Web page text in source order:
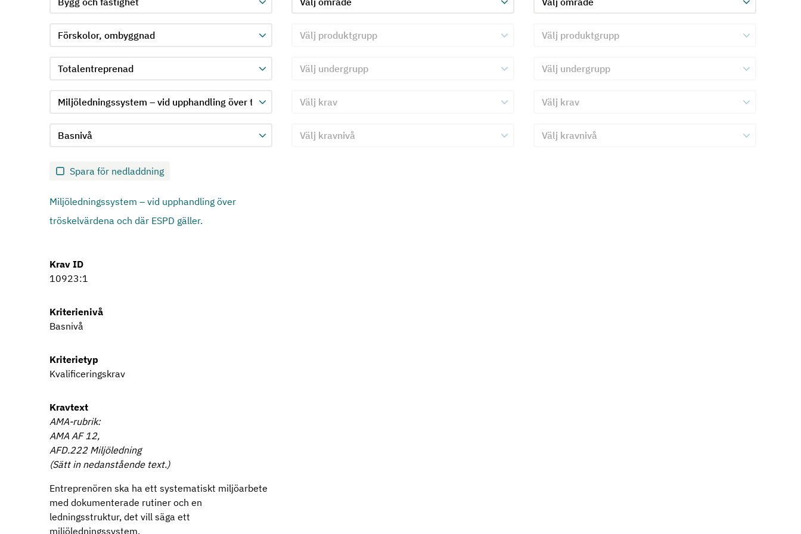
Välj produktgrupp för kriterie 1
Välj undergrupp för kriterie 1
Välj krav för kriterie 1
Välj kravnivå för kriterie 1
Spara för nedladdning
Miljöledningssystem – vid upphandling över
tröskelvärdena och där ESPD gäller.
Krav ID
10923:1
Kriterienivå
Basnivå
Kriterietyp
Kvalificeringskrav
Kravtext
AMA-rubrik:
AMA AF 12,
AFD.222 Miljöledning
(Sätt in nedanstående text.)
Entreprenören ska ha ett systematiskt miljöarbete
med dokumenterade rutiner och en
ledningsstruktur, det vill säga ett
miljöledningssystem.
Välj produktgrupp för kriterie 2
Välj undergrupp för kriterie 2
Välj krav för kriterie 2
Välj kravnivå för kriterie 2
Välj produktgrupp för kriterie 3
Välj undergrupp för kriterie 3
Välj krav för kriterie 3
Välj kravnivå för kriterie 3